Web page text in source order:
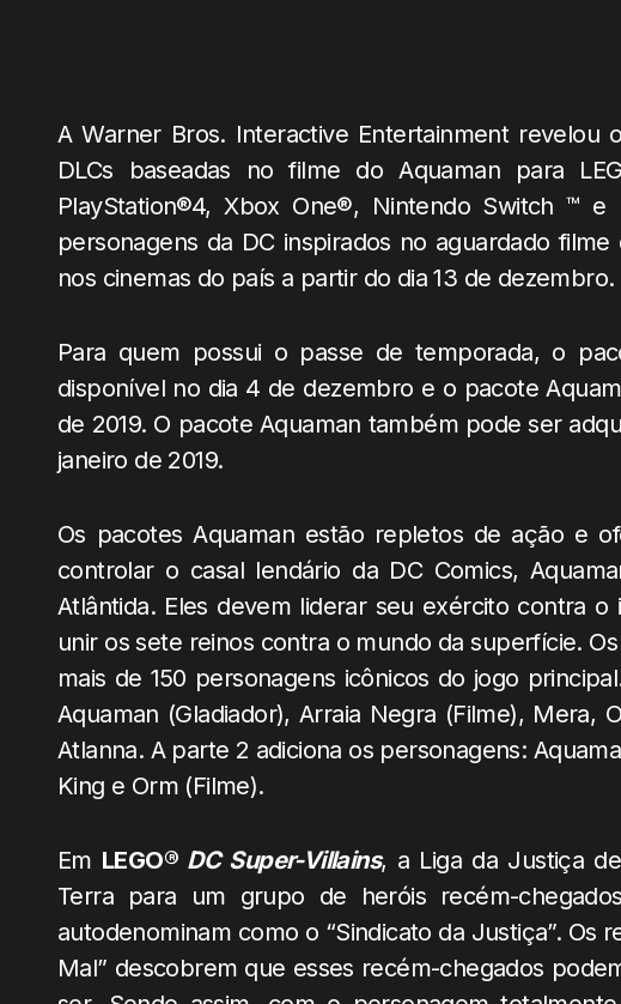
A Warner Bros. Interactive Entertainment revelou
DLCs baseadas no filme do Aquaman para
PlayStation®4, Xbox One®, Nintendo Switch ™
personagens da DC inspirados no aguardado
nos cinemas do país a partir do dia 13 de dezembro.
Para quem possui o passe de temporada, o
disponível no dia 4 de dezembro e o pacote
de 2019. O pacote Aquaman também pode ser
janeiro de 2019.
Os pacotes Aquaman estão repletos de ação e
controlar o casal lendário da DC Comics,
Atlântida. Eles devem liderar seu exército contra
unir os sete reinos contra o mundo da superfície.
mais de 150 personagens icônicos do jogo
Aquaman (Gladiador), Arraia Negra (Filme), Mera,
Atlanna. A parte 2 adiciona os personagens:
King e Orm (Filme).
Em LEGO® DC Super-Villains, a Liga da Justiça
Terra para um grupo de heróis recém-
autodenominam como o “Sindicato da Justiça”. Os
Mal” descobrem que esses recém-chegados